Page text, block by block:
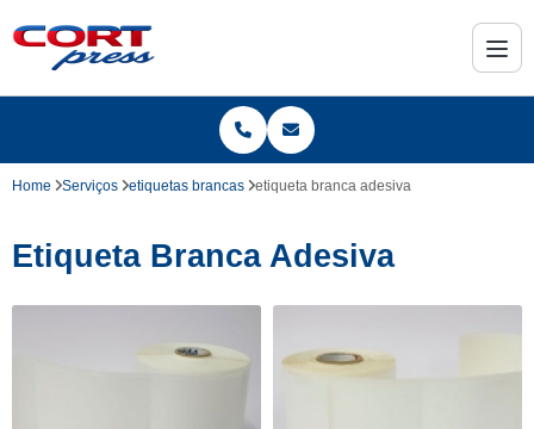
Home Serviços etiquetas brancas etiqueta branca adesiva
Etiqueta Branca Adesiva